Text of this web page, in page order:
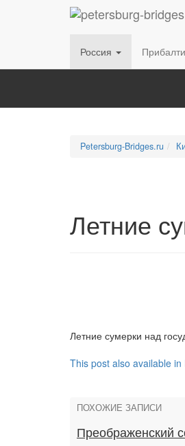
Россия
Petersburg-Bridges.ru
Летние
Летние сумерки над
This post also available in
ПОХОЖИЕ ЗАПИСИ
Преображенский